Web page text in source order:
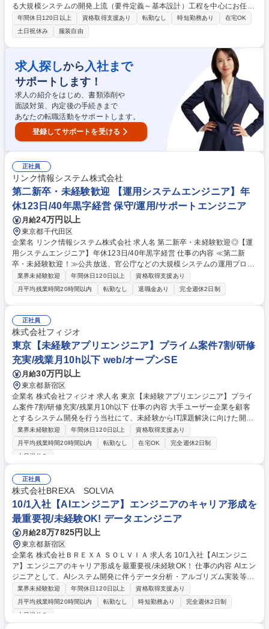
る大規模システムの開発上流（要件定義～基本設計）工程を中心にお任せ
します。 【具体的には…】■事業案件や関係部門からヒアリング ■開発対
象のシステムを特定 ■システム担当と開発要件確認 ■要件定義書の作成 ■
開発パートナーとの調整、ベンダーコントロール 【システム例】 ■フロン
ト系：コールセンターや店舗向けの業務用システム ■基幹系：顧客管理、
契約管理、請求管理、社内向けシステム開発 募集職種 【ITS】★第二新卒
歓迎★システムエンジニア（上流SE）
年間休日120日以上 資格取得支援あり 転勤なし 時短勤務あり
在宅OK
土日祝休み
服装自由
求人探しから 入社まで
サポートします！
求人の紹介をはじめ、書類添削や
面談対策、内定後の手続きまで
あなたの転職活動をサポートします。
登録してサポートを受ける
正社員
リンク情報システム株式会社
第二新卒・未経験歓迎 【運用システムエンジニア】年
休123日/40年黒字経営 保守/運用/サポートエンジニア
月給24万円以上
東京都千代田区
企業名 リンク情報システム株式会社 求人名 第二新卒・未経験歓迎◎【運
用システムエンジニア】年休123日/40年黒字経営 仕事の内容 ≪第二新
卒・未経験歓迎！≫公共放送、官公庁などの大規模システムの運用プロジ
ェクトにおいて、業務支援やデータ集計、運用・監視等の業務をお任せ。
将来的には運用エンジニアのリーダーなどを目指せます。 【入社後】技術
スキルなどWEB研修を実施し基本情報技術者試験やLinuCレベル1取得な
どの取得を目指します。公共放送、官公庁などの大規模システムの運用プ
ロジェクトにおいて、業務支援やデータ集計、運用・保守等の業務に従事
していただきます。 経験やスキルを磨く中で、希望や適性について相談し
将来的には運用エンジニアのリーダー、インフラエンジニア、クラウドエ
ンジニア等を目指していただきます。 募集職種 第二新卒・未経験歓迎◎
【運用システムエンジニア】年休123日/40年黒字経営
業界未経験歓迎 年間休日120日以上
資格取得支援あり
月平均残業時間20時間以内
転勤なし 退職金あり 完全週休2日制
正社員
株式会社フィジオ
東京【未経験アプリエンジニア】プライム案件7割/研修
充実/残業月10h以下 web/オープンSE
月給30万円以上
東京都新宿区
企業名 株式会社フィジオ 求人名 東京【未経験アプリエンジニア】プライ
ム案件7割/研修充実/残業月10h以下 仕事の内容 大手ユーザー企業を顧客
とするシステム開発を行う当社にて、未経験からIT課題解決に向けた開発
業務をお任せします。充実した研修体制のもと、まずは基礎を学びプログ
ラマ・SEへとステップアップします。 入社前後はProgate利用支援やIT基
礎、社長によるビジネス研修など手厚い教育体制を用意しています。配属
心です。将来的にはEC、保険、不動産など様々な業界のシステム企画や
要件定義といった最上流工程まで、個々の目指すキャリアに応じて幅広く
活躍できる環境が整っています。 募集職種 東京【未経験アプリエンジニ
ア】プライム案件7割/研修充実/残業月10h以下
業界未経験歓迎 年間休日120日以上
資格取得支援あり
月平均残業時間20時間以内
転勤なし 在宅OK
完全週休2日制
土日祝休み
正社員
株式会社BREXA SOLVIA
10/1入社【AIエンジニア】エンジニアのキャリア形成を
最重要視/未経験OK! データエンジニア
月給28万7825円以上
東京都新宿区
企業名 株式会社ＢＲＥＸＡ ＳＯＬＶＩＡ 求人名 10/1入社【AIエンジニ
ア】エンジニアのキャリア形成を最重要視/未経験OK！ 仕事の内容 AIエン
ジニアとして、AIシステム開発に伴うデータ分析・アルゴリズム実装等を
お任せします。入社後3ヶ月間の機械学習研修で知識を習得いただき、
様々なクライアント先でご活躍いただきます。 【プロジェクト例】 ■画像
の欠陥検出アルゴリズム ■エンターテイメント企業のユーザー分析 ■大学
業界未経験歓迎 年間休日120日以上
資格取得支援あり
月平均残業時間20時間以内
転勤なし 時短勤務あり
完全週休2日制
土日祝休み